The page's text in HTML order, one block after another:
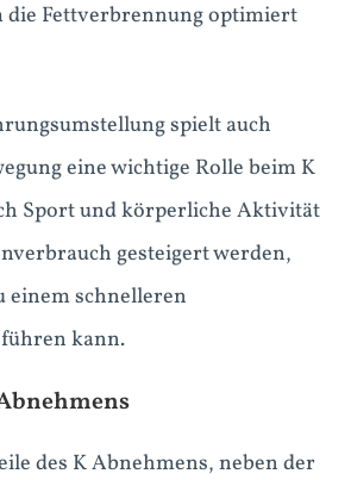
die Fettverbrennung optimiert
spielt auch
eine wichtige Rolle beim K
Sport und körperliche Aktivität
gesteigert werden,
einem schnelleren
kann.
des K Abnehmens, neben der